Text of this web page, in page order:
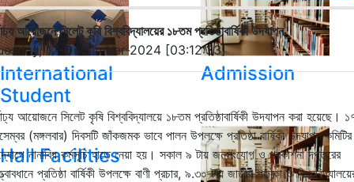
International
Student
Admission
Hall Facilities
আয়োজনে সিলেট কৃষি বিশ্ববিদ্যালয়ের ১৮তম প্রতিষ্ঠাবার্ষিকী উদযাপন
17-December-2024 [03:12:33]
আয়োজনে সিলেট কৃষি বিশ্ববিদ্যালয়ে ১৮তম প্রতিষ্ঠাবার্ষিকী উদযাপন করা হয়েছে।
(মঙ্গলবার) দিবসটি জাঁকজমক ভাবে পালন উপলক্ষে প্রতিষ্ঠা বার্ষিকী উদযাপন কমিটির
নানাবিধ কর্মসূচি হাতে নেয়া হয়। সকাল ৯ টায় জনসংযোগ ও প্রকাশনা দপ্তরের
প্রতিষ্ঠা বার্ষিকী উপলক্ষে বাণী প্রচার, ৯.৩০ টায় জাতীয় পতাকা ও